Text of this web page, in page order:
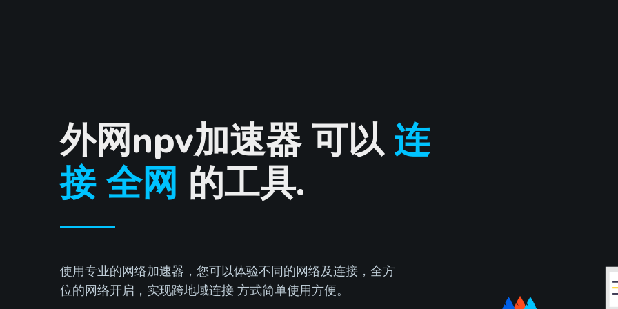
外网npv加速器 可以连
接 全网 的工具.
使用专业的网络加速器，您可以体验不同的网络及连接，全方
位的网络开启，实现跨地域连接 方式简单使用方便。